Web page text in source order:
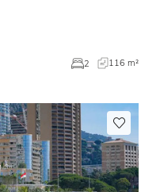
2 116 m²